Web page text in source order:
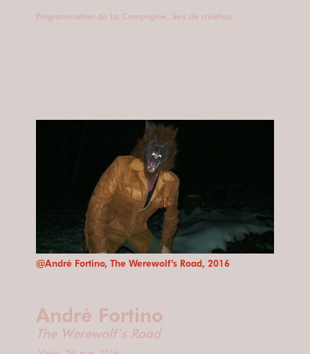
Programmation de La Compagnie, lieu de création.
@André Fortino, The Werewolf’s Road, 2016
André Fortino
The Werewolf’s Road